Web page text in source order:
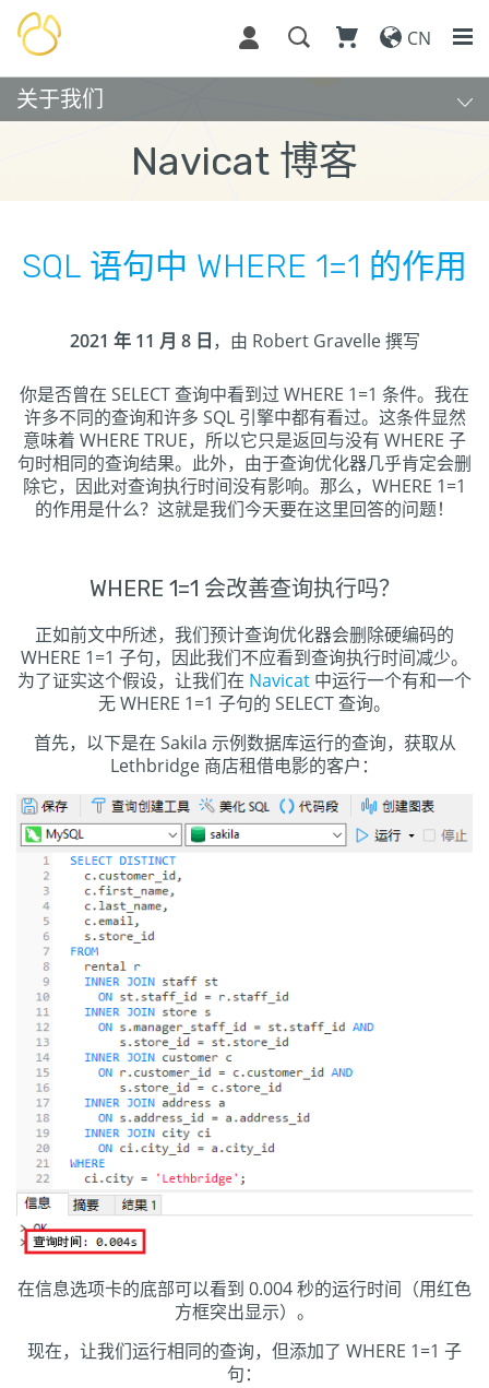
CN
关于我们
Navicat 博客
SQL 语句中 WHERE 1=1 的作用
2021 年 11 月 8 日，由 Robert Gravelle 撰写
你是否曾在 SELECT 查询中看到过 WHERE 1=1 条件。我在
许多不同的查询和许多 SQL 引擎中都有看过。这条件显然
意味着 WHERE TRUE，所以它只是返回与没有 WHERE 子
句时相同的查询结果。此外，由于查询优化器几乎肯定会删
除它，因此对查询执行时间没有影响。那么，WHERE 1=1
的作用是什么？这就是我们今天要在这里回答的问题！
WHERE 1=1 会改善查询执行吗？
正如前文中所述，我们预计查询优化器会删除硬编码的
WHERE 1=1 子句，因此我们不应看到查询执行时间减少。
为了证实这个假设，让我们在 Navicat 中运行一个有和一个
无 WHERE 1=1 子句的 SELECT 查询。
首先，以下是在 Sakila 示例数据库运行的查询，获取从
Lethbridge 商店租借电影的客户：
在信息选项卡的底部可以看到 0.004 秒的运行时间（用红色
方框突出显示）。
现在，让我们运行相同的查询，但添加了 WHERE 1=1 子
句：